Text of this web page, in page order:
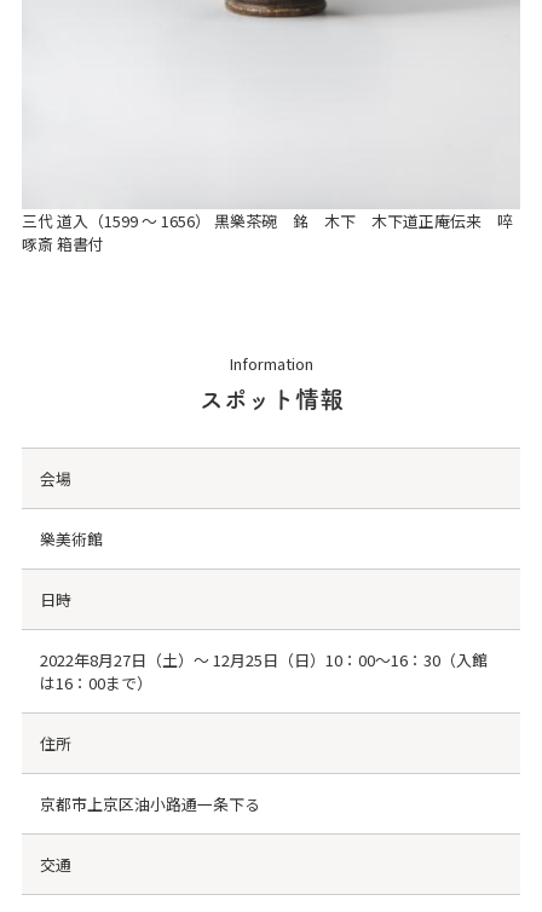
三代 道入（1599 ～ 1656） 黒樂茶碗 銘 木下 木下道正庵伝来 啐
啄斎 箱書付
Information
スポット情報
会場
樂美術館
日時
2022年8月27日（土）〜 12月25日（日）10：00〜16：30（入館
は16：00まで）
住所
京都市上京区油小路通一条下る
交通